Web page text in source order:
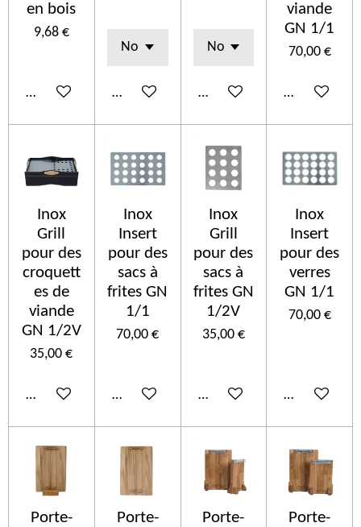
en bois
9,68 €
Ajouter au panierVoir les détails Ajouter au panier
viande
GN 1/1
70,00 €
Ajouter au
Inox
Grill
pour des
croquett
es de
viande
GN 1/2V
35,00 €
Ajouter au panier
Inox
Insert
pour des
sacs à
frites GN
1/1
70,00 €
Ajouter au panier
Inox
Grill
pour des
sacs à
frites GN
1/2V
35,00 €
Ajouter au panier
Inox
Insert
pour des
verres
GN 1/1
70,00 €
Ajouter au
Porte-
Porte-
Porte-
Porte-